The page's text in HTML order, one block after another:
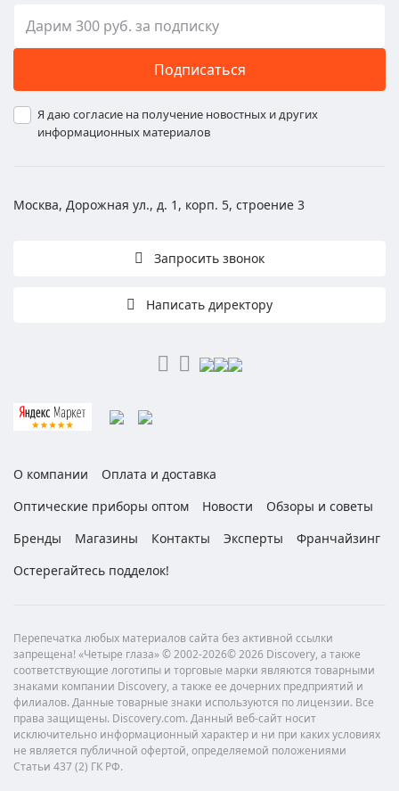
Подписаться
Я даю согласие на получение новостных и других
информационных материалов
Москва, Дорожная ул., д. 1, корп. 5, строение 3
Запросить звонок
Написать директору
О компании
Оплата и доставка
Оптические приборы оптом
Новости
Обзоры и советы
Бренды
Магазины Контакты Эксперты
Франчайзинг
Остерегайтесь подделок!
Перепечатка любых материалов сайта без активной ссылки
запрещена! «Четыре глаза» © 2002-2026© 2026 Discovery, а также
соответствующие логотипы и торговые марки являются товарными
знаками компании Discovery, а также ее дочерних предприятий и
филиалов. Данные товарные знаки используются по лицензии. Все
права защищены. Discovery.com. Данный веб-сайт носит
исключительно информационный характер и ни при каких условиях
не является публичной офертой, определяемой положениями
Статьи 437 (2) ГК РФ.